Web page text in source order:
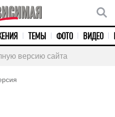
ТЕМЫ ФОТО ВИДЕО
версию сайта